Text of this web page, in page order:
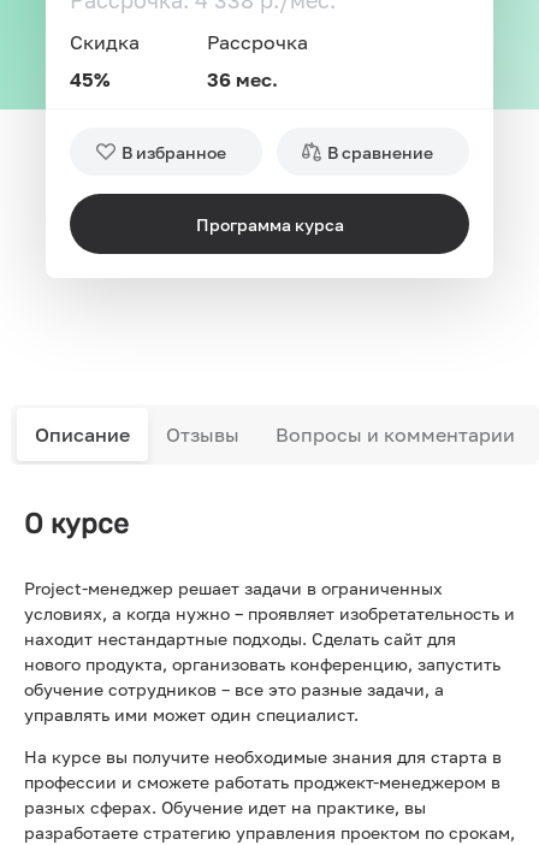
Скидка
45%
Рассрочка
36 мес.
В избранное В сравнение
Программа курса
Описание Отзывы Вопросы и комментарии
О курсе
Project-менеджер решает задачи в ограниченных
условиях, а когда нужно – проявляет изобретательность и
находит нестандартные подходы. Сделать сайт для
нового продукта, организовать конференцию, запустить
обучение сотрудников – все это разные задачи, а
управлять ими может один специалист.
На курсе вы получите необходимые знания для старта в
профессии и сможете работать проджект-менеджером в
разных сферах. Обучение идет на практике, вы
разработаете стратегию управления проектом по срокам,